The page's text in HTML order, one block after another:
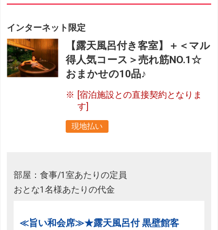
インターネット限定
【露天風呂付き客室】＋＜マル
得人気コース＞売れ筋NO.1☆
おまかせの10品♪
[宿泊施設との直接契約となりま
す]
現地払い
部屋：食事/1室あたりの定員
おとな1名様あたりの代金
≪旨い和会席≫★露天風呂付 黒壁館客